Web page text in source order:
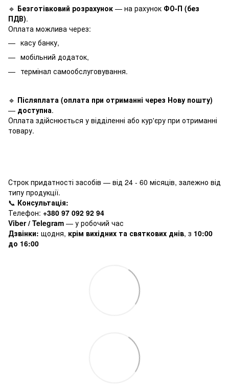
🔹 Безготівковий розрахунок — на рахунок ФО-П (без
ПДВ).
Оплата можлива через:
касу банку,
мобільний додаток,
термінал самообслуговування.
🔹 Післяплата (оплата при отриманні через Нову пошту)
— доступна.
Оплата здійснюється у відділенні або кур'єру при отриманні
товару.
Строк придатності засобів — від 24 - 60 місяців, залежно від
типу продукції.
📞 Консультація:
Телефон: +380 97 092 92 94
Viber / Telegram — у робочий час
Дзвінки: щодня, крім вихідних та святкових днів, з 10:00
до 16:00